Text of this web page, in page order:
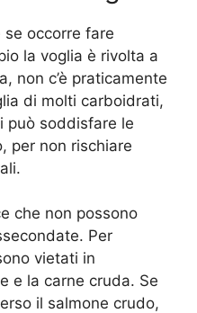
se occorre fare
la voglia è rivolta a
non c’è praticamente
di molti carboidrati,
può soddisfare le
per non rischiare
che non possono
Per
vietati in
e la carne cruda. Se
il salmone crudo,